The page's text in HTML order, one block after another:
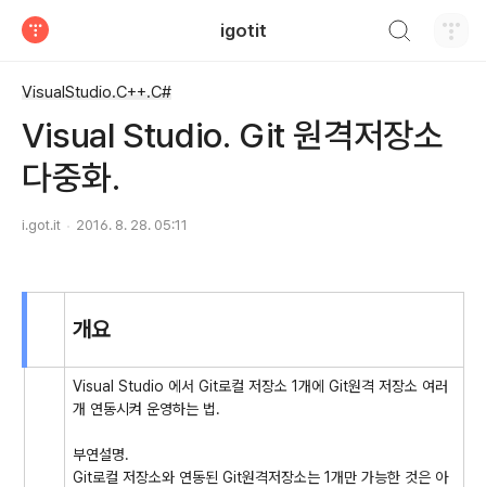
igotit
VisualStudio.C++.C#
Visual Studio. Git 원격저장소
다중화.
i.got.it 2016. 8. 28. 05:11
개요
Visual Studio 에서 Git로컬 저장소 1개에 Git원격 저장소 여러
개 연동시켜 운영하는 법.
부연설명.
Git로컬 저장소와 연동된 Git원격저장소는 1개만 가능한 것은 아